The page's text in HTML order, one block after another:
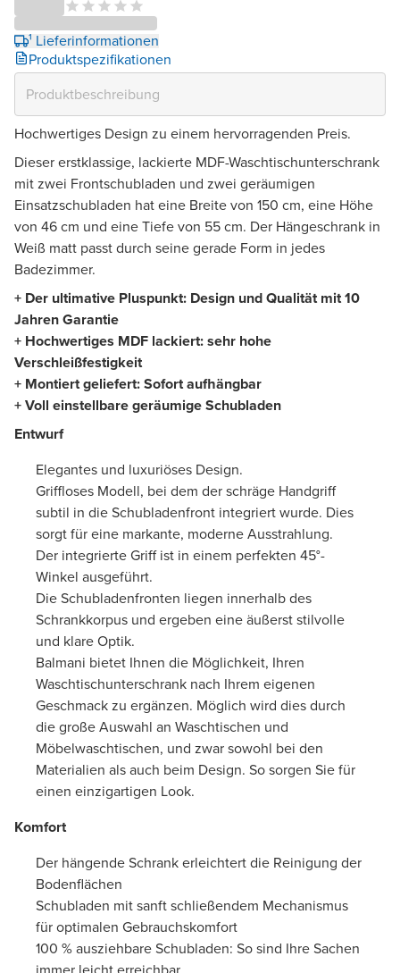
¹ Lieferinformationen
Produktspezifikationen
Hochwertiges Design zu einem hervorragenden Preis.
Dieser erstklassige, lackierte MDF-Waschtischunterschrank
mit zwei Frontschubladen und zwei geräumigen
Einsatzschubladen hat eine Breite von 150 cm, eine Höhe
von 46 cm und eine Tiefe von 55 cm. Der Hängeschrank in
Weiß matt passt durch seine gerade Form in jedes
Badezimmer.
+ Der ultimative Pluspunkt: Design und Qualität mit 10
Jahren Garantie
+ Hochwertiges MDF lackiert:sehr hohe
Verschleißfestigkeit
+ Montiert geliefert: Sofort aufhängbar
+ Voll einstellbare geräumige Schubladen
Entwurf
Elegantes und luxuriöses Design.
Griffloses Modell, bei dem der schräge Handgriff
subtil in die Schubladenfront integriert wurde. Dies
sorgt für eine markante, moderne Ausstrahlung.
Der integrierte Griff ist in einem perfekten 45°-
Winkel ausgeführt.
Die Schubladenfronten liegen innerhalb des
Schrankkorpus und ergeben eine äußerst stilvolle
und klare Optik.
Balmani bietet Ihnen die Möglichkeit, Ihren
Waschtischunterschrank nach Ihrem eigenen
Geschmack zu ergänzen. Möglich wird dies durch
die große Auswahl an Waschtischen und
Möbelwaschtischen, und zwar sowohl bei den
Materialien als auch beim Design. So sorgen Sie für
einen einzigartigen Look.
Komfort
Der hängende Schrank erleichtert die Reinigung der
Bodenflächen
Schubladen mit sanft schließendem Mechanismus
für optimalen Gebrauchskomfort
100 % ausziehbare Schubladen: So sind Ihre Sachen